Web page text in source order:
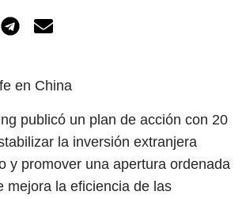
en China
publicó un plan de acción con 20
la inversión extranjera
y promover una apertura ordenada
mejora la eficiencia de las